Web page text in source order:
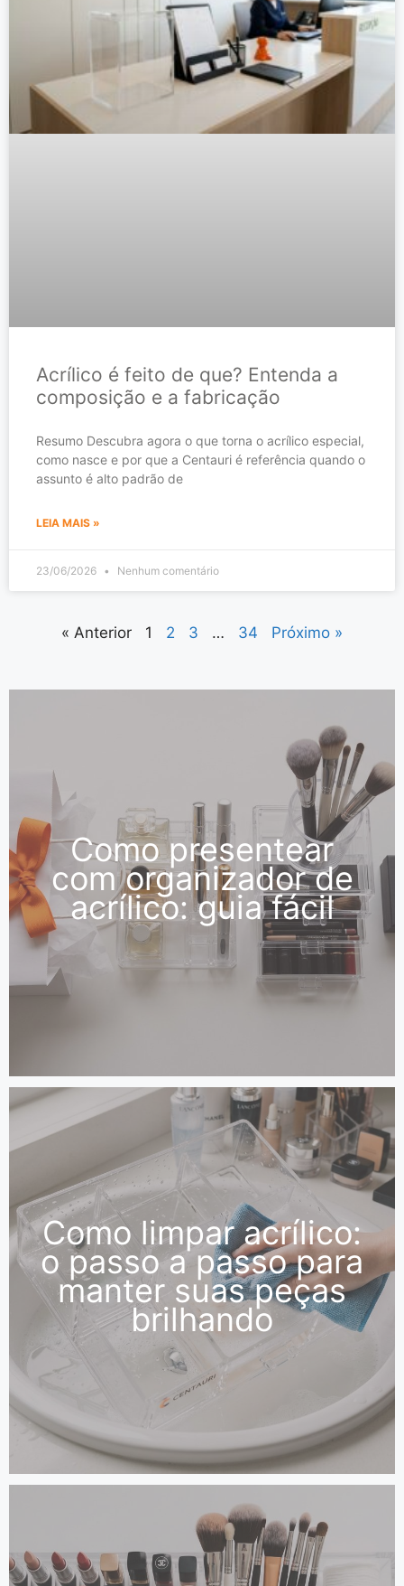
Acrílico é feito de que? Entenda a
composição e a fabricação
Resumo Descubra agora o que torna o acrílico especial,
como nasce e por que a Centauri é referência quando o
assunto é alto padrão de
LEIA MAIS »
23/06/2026 Nenhum comentário
« Anterior 1 2 3 … 34 Próximo »
Como presentear
com organizador de
acrílico: guia fácil
Como limpar acrílico:
o passo a passo para
manter suas peças
brilhando